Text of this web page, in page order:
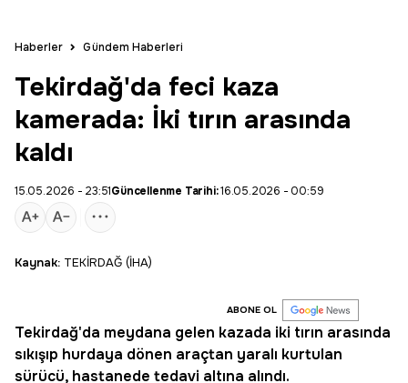
Haberler Gündem Haberleri
Tekirdağ'da feci kaza
kamerada: İki tırın arasında
kaldı
15.05.2026 - 23:51Güncellenme Tarihi:16.05.2026 - 00:59
Kaynak: TEKİRDAĞ (İHA)
ABONE OL
Tekirdağ'da meydana gelen kazada iki tırın arasında
sıkışıp hurdaya dönen araçtan yaralı kurtulan
sürücü, hastanede tedavi altına alındı.